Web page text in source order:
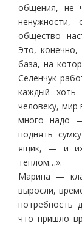
общения, не
ненужности,
общество
Это,
база, на
Селенчук
каждый хоть
человеку, мир
много надо
поднять
ящик, — и их
теплом…».
Марина —
выросли,
потребность
что пришло